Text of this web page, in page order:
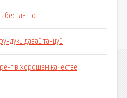
бесплатно
давай танцуй
в хорошем качестве